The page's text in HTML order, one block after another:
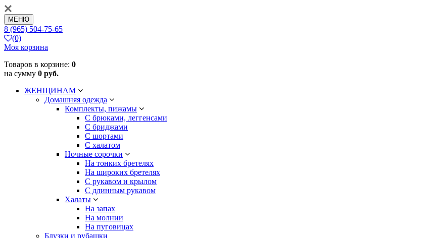
МЕНЮ
8 (965) 504-75-65
(0)
Моя корзина
Товаров в корзине: 0
на сумму 0 руб.
ЖЕНЩИНАМ
Домашняя одежда
Комплекты, пижамы
С брюками, леггенсами
С бриджами
С шортами
С халатом
Ночные сорочки
На тонких бретелях
На широких бретелях
С рукавом и крылом
С длинным рукавом
Халаты
На запах
На молнии
На пуговицах
Блузки и рубашки